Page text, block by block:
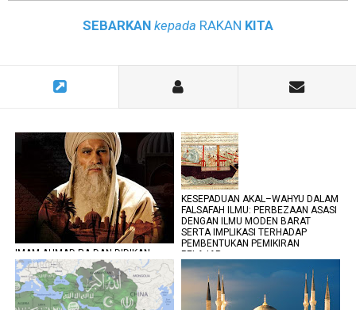
SEBARKAN kepada RAKAN KITA
IMAM AHMAD RA DAN DIDIKAN
SEORANG IBU
KESEPADUAN AKAL–WAHYU DALAM
FALSAFAH ILMU: PERBEZAAN ASASI
DENGAN ILMU MODEN BARAT
SERTA IMPLIKASI TERHADAP
PEMBENTUKAN PEMIKIRAN
PELAJAR